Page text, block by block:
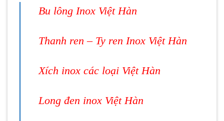
Bu lông Inox Việt Hàn
Thanh ren – Ty ren Inox Việt Hàn
Xích inox các loại Việt Hàn
Long đen inox Việt Hàn